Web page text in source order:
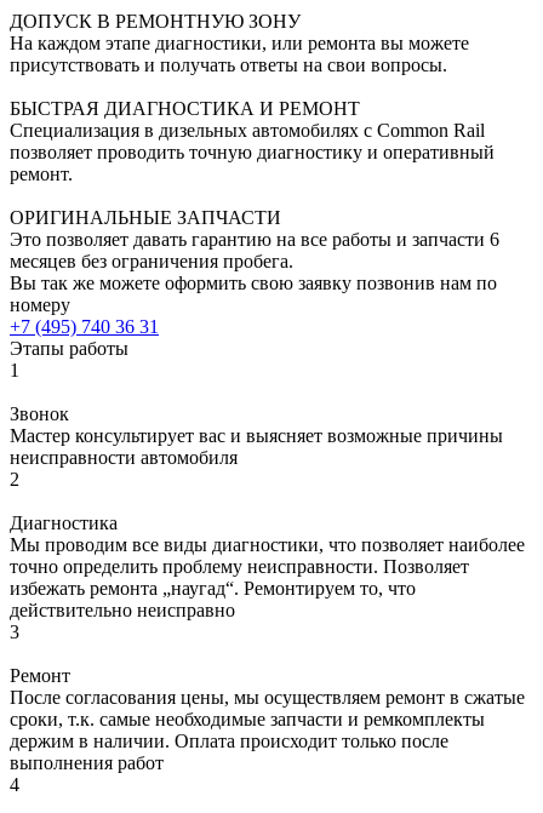
ДОПУСК В РЕМОНТНУЮ ЗОНУ
На каждом этапе диагностики, или ремонта вы можете
присутствовать и получать ответы на свои вопросы.
БЫСТРАЯ ДИАГНОСТИКА И РЕМОНТ
Специализация в дизельных автомобилях с Common Rail
позволяет проводить точную диагностику и оперативный
ремонт.
ОРИГИНАЛЬНЫЕ ЗАПЧАСТИ
Это позволяет давать гарантию на все работы и запчасти 6
месяцев без ограничения пробега.
Вы так же можете оформить свою заявку позвонив нам по
номеру
+7 (495) 740 36 31
Этапы работы
1
Звонок
Мастер консультирует вас и выясняет возможные причины
неисправности автомобиля
2
Диагностика
Мы проводим все виды диагностики, что позволяет наиболее
точно определить проблему неисправности. Позволяет
избежать ремонта „наугад“. Ремонтируем то, что
действительно неисправно
3
Ремонт
После согласования цены, мы осуществляем ремонт в сжатые
сроки, т.к. самые необходимые запчасти и ремкомплекты
держим в наличии. Оплата происходит только после
выполнения работ
4